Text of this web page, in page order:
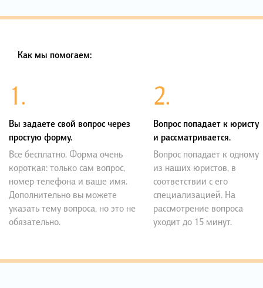
Как мы помогаем:
1.
Вы задаете свой вопрос через
простую форму.
Все бесплатно. Форма очень
короткая: только сам вопрос,
номер телефона и ваше имя.
Дополнительно вы можете
указать тему вопроса, но это не
обязательно.
2.
Вопрос попадает к юристу
и рассматривается.
Вопрос попадает к одному
из наших юристов, в
соответствии с его
специализацией. На
рассмотрение вопроса
уходит до 15 минут.